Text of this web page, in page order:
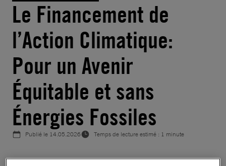
Le Financement de
l’Action Climatique:
Pour un Avenir
Équitable et sans
Énergies Fossiles
Publié le 14.05.2026 Temps de lecture estimé : 1 minute